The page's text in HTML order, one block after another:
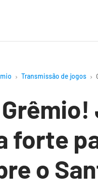
Transmissão de jogos
forte
o